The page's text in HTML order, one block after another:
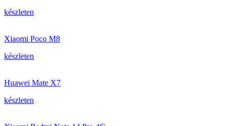
készleten
Xiaomi Poco M8
készleten
Huawei Mate X7
készleten